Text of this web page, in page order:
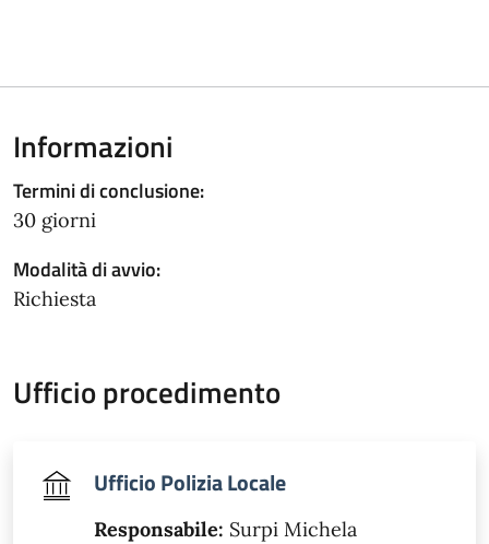
Informazioni
Termini di conclusione:
30 giorni
Modalità di avvio:
Richiesta
Ufficio procedimento
Ufficio Polizia Locale
Responsabile: Surpi Michela